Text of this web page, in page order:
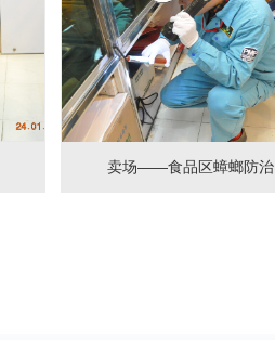
卖场——食品区蟑螂防治